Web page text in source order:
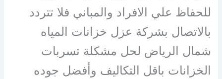
للحفاظ علي الافراد والمباني فلا تتردد
بالاتصال بشركة عزل خزانات المياه
شمال الرياض لحل مشكلة تسربات
الخزانات باقل التكاليف وأفضل جوده